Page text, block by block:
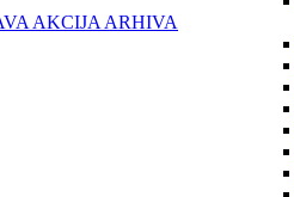
AKCIJA ARHIVA